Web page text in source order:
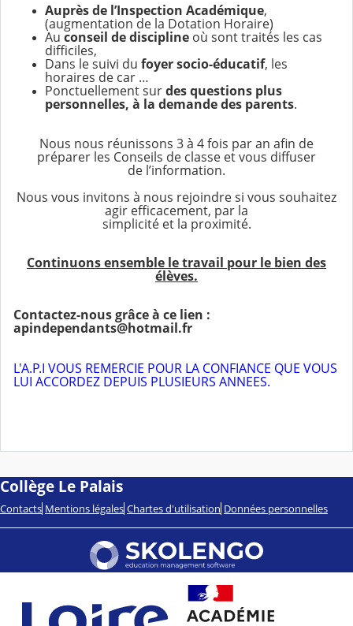
Auprès de l’Inspection Académique,
(augmentation de la Dotation Horaire)
Au conseil de discipline où sont traités les cas
difficiles,
Dans le suivi du foyer socio-éducatif, les
horaires de car …
Ponctuellement surdes questions plus
personnelles, à la demande des parents.
Nous nous réunissons 3 à 4 fois par an afin de
préparer les Conseils de classe et vous diffuser
de l’information.
Nous vous invitons à nous rejoindre si vous souhaitez
agir efficacement, par la
simplicité et la proximité.
Continuons ensemble le travail pour le bien des
élèves.
Contactez-nous grâce à ce lien :
apindependants@hotmail.fr
L'A.P.I VOUS REMERCIE POUR LA CONFIANCE QUE VOUS
LUI ACCORDEZ DEPUIS PLUSIEURS ANNEES.
Collège Le Palais
Contacts Mentions légales Chartes d'utilisation Données personnelles